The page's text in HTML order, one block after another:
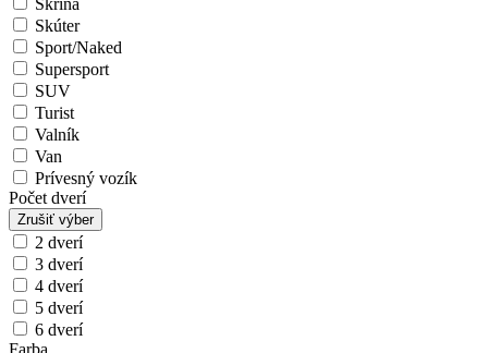
Skriňa
Skúter
Sport/Naked
Supersport
SUV
Turist
Valník
Van
Prívesný vozík
Počet dverí
Zrušiť výber
2 dverí
3 dverí
4 dverí
5 dverí
6 dverí